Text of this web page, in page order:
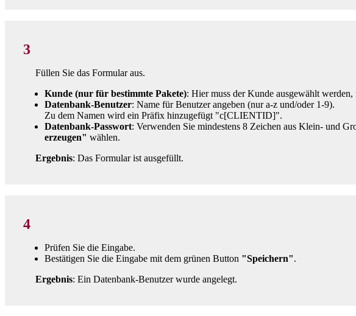
3
Füllen Sie das Formular aus.
Kunde (nur für bestimmte Pakete): Hier muss der Kunde ausgewählt
Datenbank-Benutzer: Name für Benutzer angeben (nur a-z und/oder 1-9).
Zu dem Namen wird ein Präfix hinzugefügt "c[CLIENTID]".
Datenbank-Passwort: Verwenden Sie mindestens 8 Zeichen aus Klein- und
erzeugen" wählen.
Ergebnis: Das Formular ist ausgefüllt.
4
Prüfen Sie die Eingabe.
Bestätigen Sie die Eingabe mit dem grünen Button "Speichern".
Ergebnis: Ein Datenbank-Benutzer wurde angelegt.